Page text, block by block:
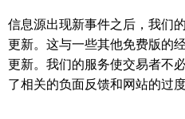
信息源出现新事件之后，我们
更新。这与一些其他免费版的
更新。我们的服务使交易者不
了相关的负面反馈和网站的过度